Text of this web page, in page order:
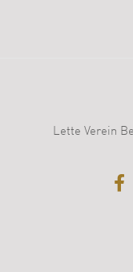
Lette Verein